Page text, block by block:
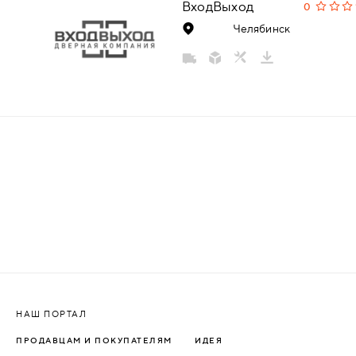
НАДДВЕРНЫЕ
НАКЛАДКИ
РУЧКИ КНОБЫ (РУЧКИ-
ЗАЩЁЛКИ)
ВходВыход 0
Челябинск
НАШ ПОРТАЛ
ПРОДАВЦАМ И ПОКУПАТЕЛЯМ ИДЕЯ